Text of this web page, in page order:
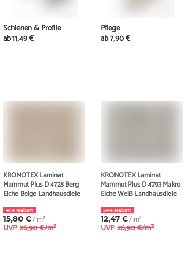
KRONOTEX Laminat
Mammut Plus D 4728 Berg
Eiche Beige Landhausdiele
41% Rabatt
15,80 €/ m²
UVP 26,90 €/m²
KRONOTEX Laminat
Mammut Plus D 4793 Makro
Eiche Weiß Landhausdiele
54% Rabatt
12,47 €/ m²
UVP 26,90 €/m²
Schienen & Profile
ab11,49 €
Pflege
ab7,90 €